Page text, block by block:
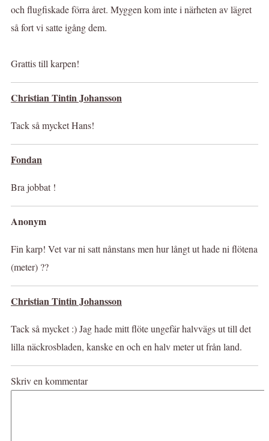
och flugfiskade förra året. Myggen kom inte i närheten av lägret
så fort vi satte igång dem.
Grattis till karpen!
Christian Tintin Johansson
Tack så mycket Hans!
Fondan
Bra jobbat !
Anonym
Fin karp! Vet var ni satt nånstans men hur långt ut hade ni flötena
(meter) ??
Christian Tintin Johansson
Tack så mycket :) Jag hade mitt flöte ungefär halvvägs ut till det
lilla näckrosbladen, kanske en och en halv meter ut från land.
Skriv en kommentar